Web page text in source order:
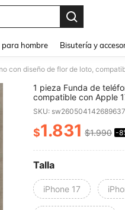
para hombre Bisutería y
1 pieza Funda de
compatible con Apple
Pro Max/16E/14 Plus/
sofisticada, fresca y
amantes de las flores
románticos de
SKU:
PRICE
$1.831 $1.990 -
Talla
iPhone 17